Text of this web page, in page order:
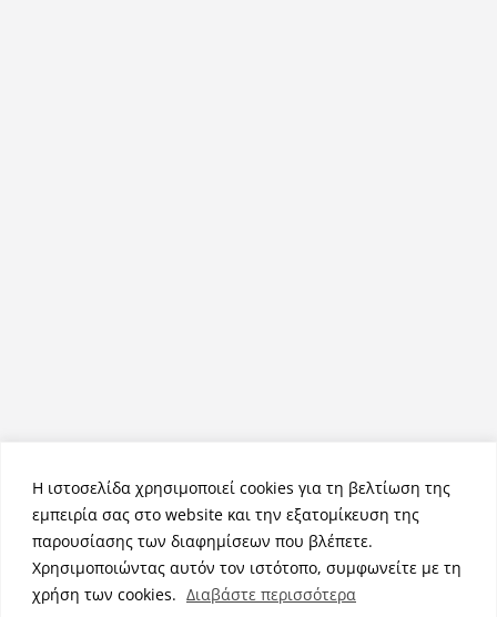
Η ιστοσελίδα χρησιμοποιεί cookies για τη βελτίωση της
εμπειρία σας στο website και την εξατομίκευση της
παρουσίασης των διαφημίσεων που βλέπετε.
Χρησιμοποιώντας αυτόν τον ιστότοπο, συμφωνείτε με τη
χρήση των cookies. Διαβάστε περισσότερα
Πνευματικά Δικαιώματα © 2026NemeaPress. Τα πνευματικά
δικαιώματα προστατεύονται.